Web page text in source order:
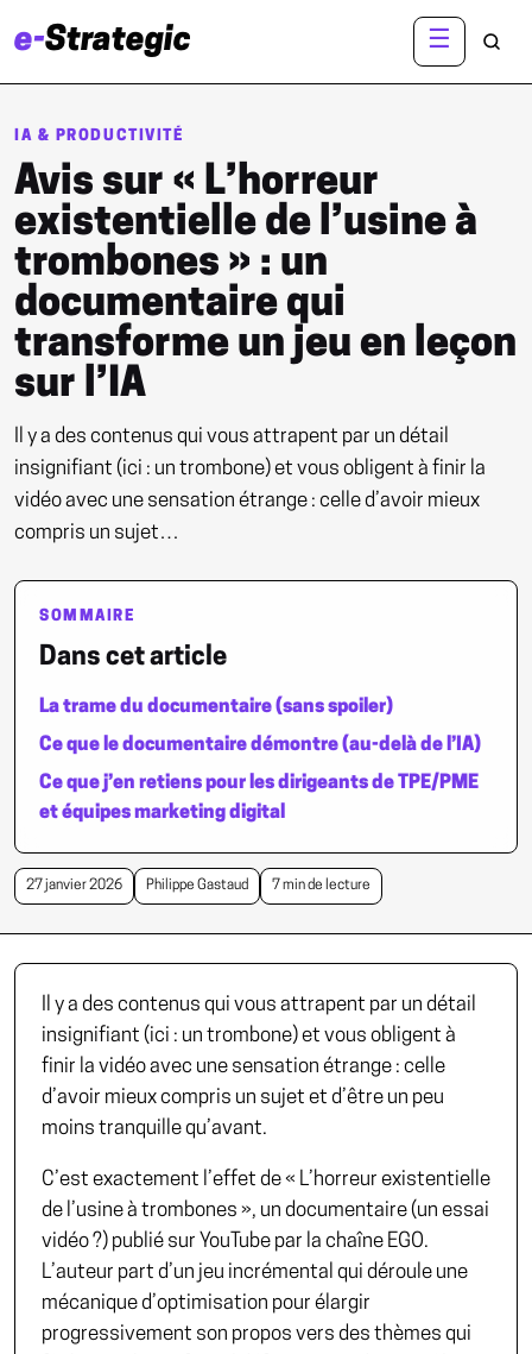
e-Strategic ☰
IA & PRODUCTIVITÉ
Avis sur « L’horreur
existentielle de l’usine à
trombones » : un
documentaire qui
transforme un jeu en leçon
sur l’IA
Il y a des contenus qui vous attrapent par un détail
insignifiant (ici : un trombone) et vous obligent à finir la
vidéo avec une sensation étrange : celle d’avoir mieux
compris un sujet…
SOMMAIRE
Dans cet article
La trame du documentaire (sans spoiler)
Ce que le documentaire démontre (au-delà de l’IA)
Ce que j’en retiens pour les dirigeants de TPE/PME
et équipes marketing digital
27 janvier 2026 Philippe Gastaud 7 min de lecture
Il y a des contenus qui vous attrapent par un détail
insignifiant (ici : un trombone) et vous obligent à
finir la vidéo avec une sensation étrange : celle
d’avoir mieux compris un sujet et d’être un peu
moins tranquille qu’avant.
C’est exactement l’effet de « L’horreur existentielle
de l’usine à trombones », un documentaire (un essai
vidéo ?) publié sur YouTube par la chaîne EGO.
L’auteur part d’un jeu incrémental qui déroule une
mécanique d’optimisation pour élargir
progressivement son propos vers des thèmes qui